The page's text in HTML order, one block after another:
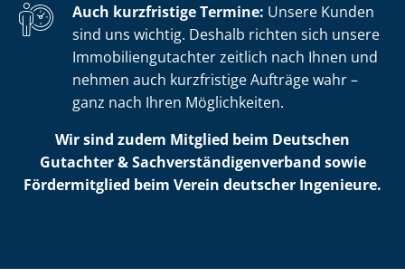
Auch kurzfristige Termine: Unsere Kunden
sind uns wichtig. Deshalb richten sich unsere
Im­mo­bi­li­en­gut­ach­ter zeitlich nach Ihnen und
nehmen auch kurzfristige Aufträge wahr –
ganz nach Ihren Möglichkeiten.
Wir sind zudem Mitglied beim Deutschen
Gutachter & Sach­ver­stän­di­gen­ver­band sowie
Fördermitglied beim Verein deutscher Ingenieure.